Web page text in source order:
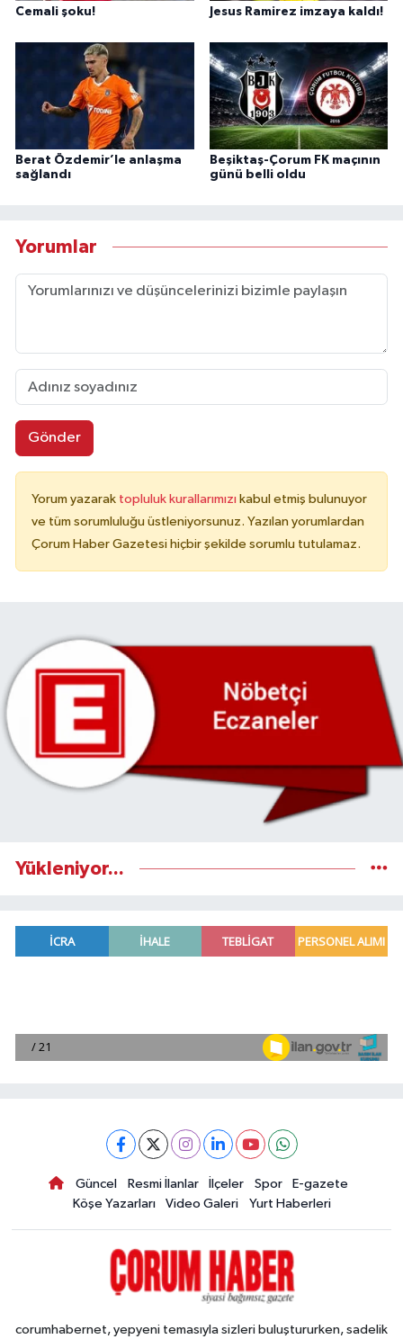
Cemali şoku! Jesus Ramirez imzaya kaldı!
Berat Özdemir’le anlaşma
sağlandı
Beşiktaş-Çorum FK maçının
günü belli oldu
Yorumlar
Gönder
Yorum yazarak topluluk kurallarımızı kabul etmiş bulunuyor
ve tüm sorumluluğu üstleniyorsunuz. Yazılan yorumlardan
Çorum Haber Gazetesi hiçbir şekilde sorumlu tutulamaz.
Yükleniyor...
Güncel Resmi İlanlar İlçeler Spor
E-gazete
Köşe Yazarları
Video Galeri Yurt Haberleri
corumhabernet, yepyeni temasıyla sizleri buluştururken, sadelik